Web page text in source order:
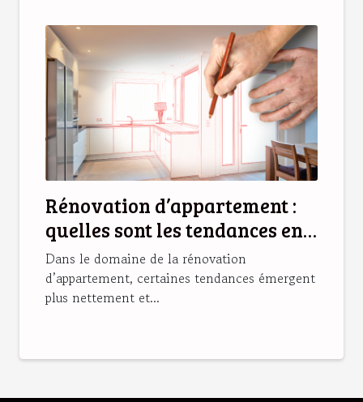
Rénovation d’appartement :
quelles sont les tendances en
2025 ?
Dans le domaine de la rénovation
d’appartement, certaines tendances émergent
plus nettement et...